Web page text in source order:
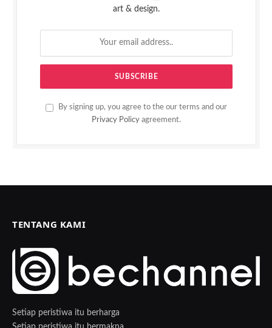
art & design.
By signing up, you agree to the our terms and our
Privacy Policy agreement.
TENTANG KAMI
Setiap peristiwa itu berharga